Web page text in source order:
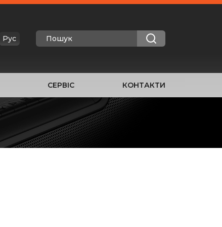
Рус
СЕРВІС КОНТАКТИ